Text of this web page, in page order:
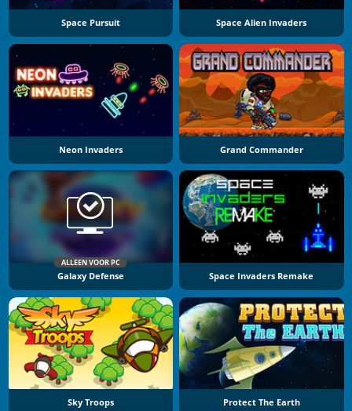
Space Pursuit Space Alien Invaders
Neon Invaders Grand Commander
ALLEEN VOOR PC
Galaxy Defense Space Invaders Remake
Sky Troops Protect The Earth